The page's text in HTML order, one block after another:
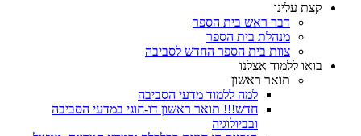
קצת עלינו
דבר ראש בית הספר
מנהלת בית הספר
צוות בית הספר החדש לסביבה
בואו ללמוד אצלנו
תואר ראשון
למה ללמוד מדעי הסביבה
חדש!!! תואר ראשון דו-חוגי במדעי הסביבה
ובביולוגיה